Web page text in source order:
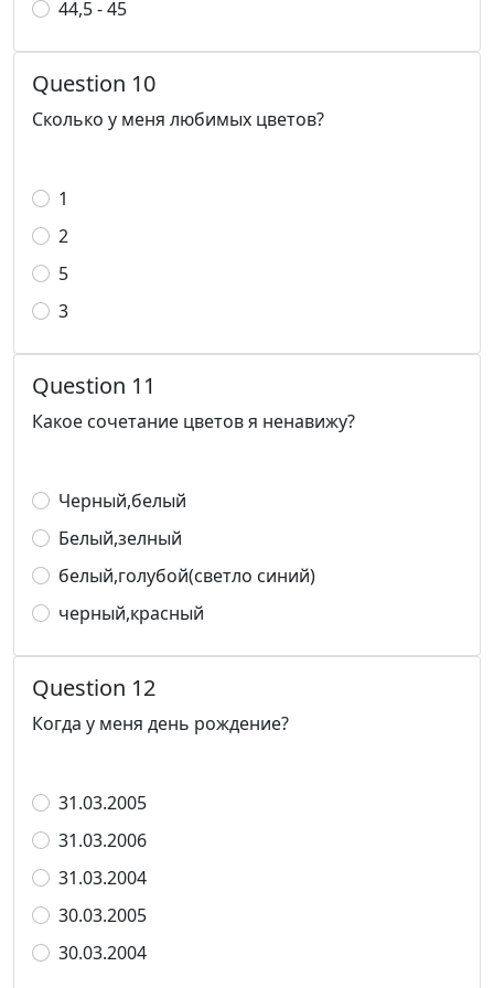
44,5 - 45
Question 10
Сколько у меня любимых цветов?
1
2
5
3
Question 11
Какое сочетание цветов я ненавижу?
Черный,белый
Белый,зелный
белый,голубой(светло синий)
черный,красный
Question 12
Когда у меня день рождение?
31.03.2005
31.03.2006
31.03.2004
30.03.2005
30.03.2004